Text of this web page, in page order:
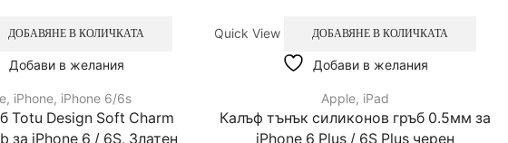
ДОБАВЯНЕ В КОЛИЧКАТА
Добави в желания
, iPhone, iPhone 6/6s
Totu Design Soft Charm
за iPhone 6 / 6S, Златен
Quick View ДОБАВЯНЕ В КОЛИЧКАТА
Добави в желания
Apple, iPad
Калъф тънък силиконов гръб 0.5мм за
iPhone 6 Plus / 6S Plus черен